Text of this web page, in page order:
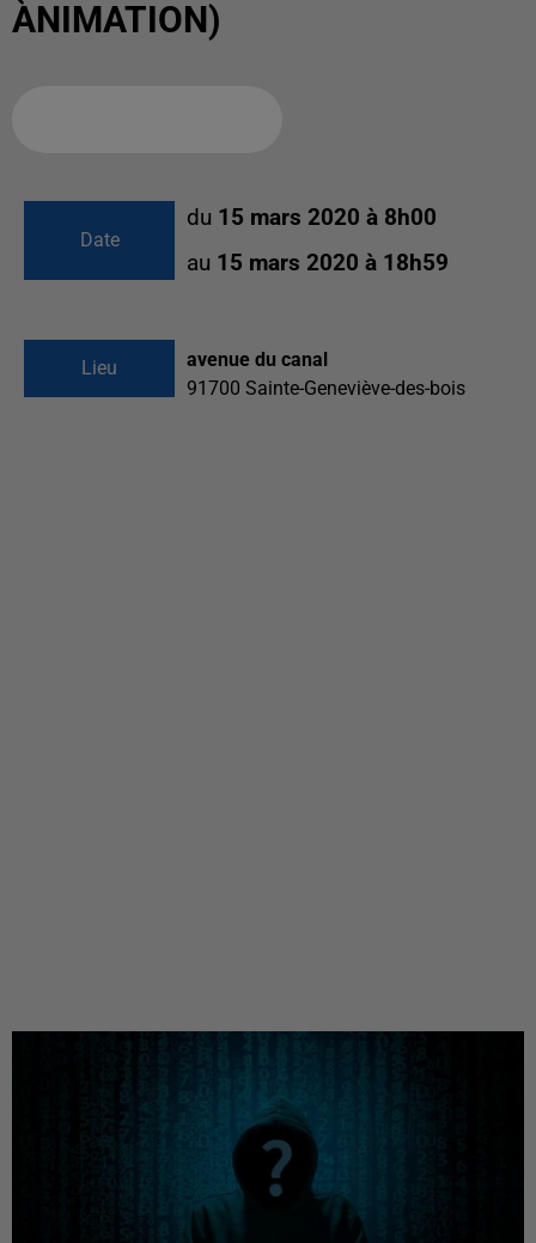
ANIMATION)
Date
du 15 mars 2020 à 8h00
au 15 mars 2020 à 18h59
Lieu
avenue du canal
91700 Sainte-Geneviève-des-bois